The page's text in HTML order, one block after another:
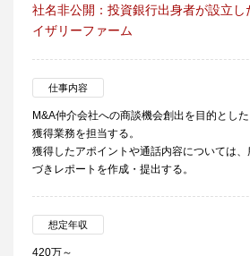
社名非公開：投資銀行出身者が設立
イザリーファーム
仕事内容
M&A仲介会社への商談機会創出を目的とし
獲得業務を担当する。
獲得したアポイントや通話内容については
づきレポートを作成・提出する。
想定年収
420万～